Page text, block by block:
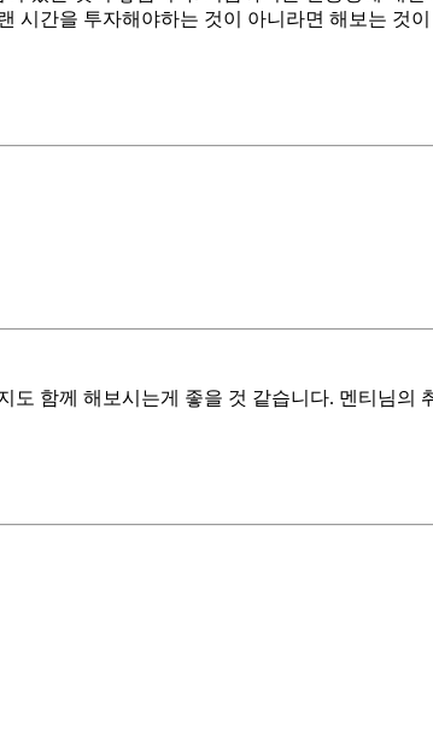
시간을 투자해야하는 것이 아니라면 해보는 것
함께 해보시는게 좋을 것 같습니다. 멘티님의